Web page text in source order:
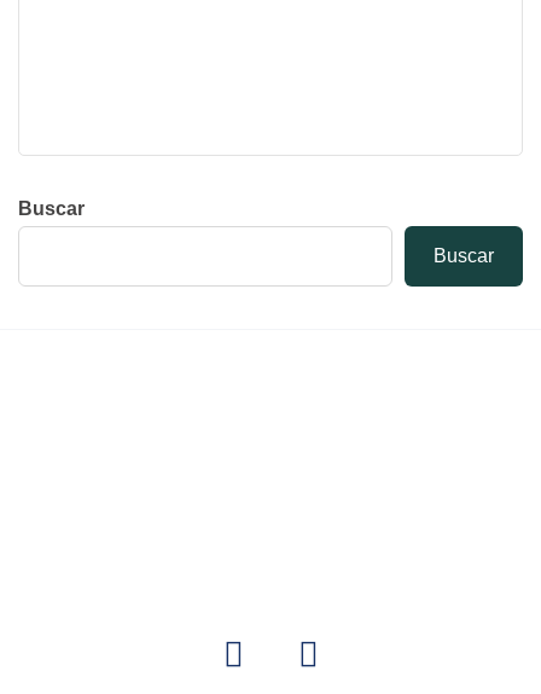
Buscar
Buscar